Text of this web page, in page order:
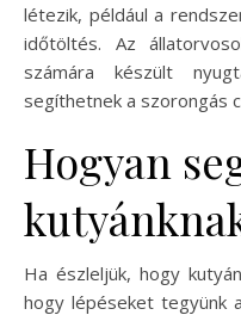
létezik, például a
időtöltés. Az
számára készült
segíthetnek a szorongás
Hogyan
Ha észleljük, hogy
hogy lépéseket tegyünk